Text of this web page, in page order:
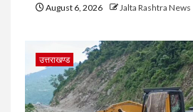
August 6, 2026 Jalta Rashtra News
उत्तराखण्ड